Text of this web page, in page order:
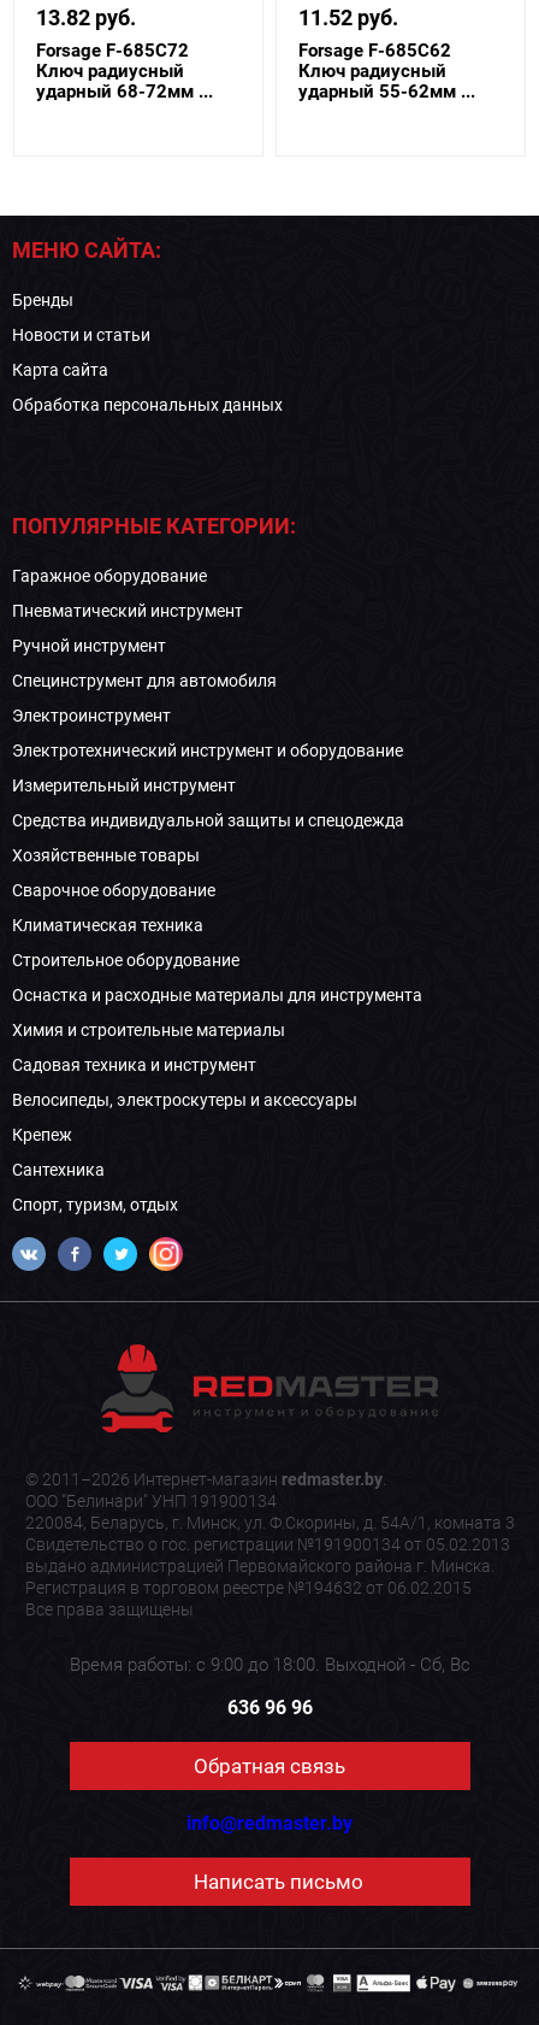
13.82 руб.
Forsage F-685C72
Ключ радиусный
ударный 68-72мм ...
11.52 руб.
Forsage F-685C62
Ключ радиусный
ударный 55-62мм ...
МЕНЮ САЙТА:
Бренды
Новости и статьи
Карта сайта
Обработка персональных данных
ПОПУЛЯРНЫЕ КАТЕГОРИИ:
Гаражное оборудование
Пневматический инструмент
Ручной инструмент
Специнструмент для автомобиля
Электроинструмент
Электротехнический инструмент и оборудование
Измерительный инструмент
Средства индивидуальной защиты и спецодежда
Хозяйственные товары
Сварочное оборудование
Климатическая техника
Строительное оборудование
Оснастка и расходные материалы для инструмента
Химия и строительные материалы
Садовая техника и инструмент
Велосипеды, электроскутеры и аксессуары
Крепеж
Сантехника
Спорт, туризм, отдых
© 2011–2026 Интернет-магазин redmaster.by.
ООО "Белинари" УНП 191900134
220084, Беларусь, г. Минск, ул. Ф.Скорины, д. 54А/1, комната 3
Свидетельство о гос. регистрации №191900134 от 05.02.2013
выдано администрацией Первомайского района г. Минска.
Регистрация в торговом реестре №194632 от 06.02.2015
Все права защищены
Время работы: с 9:00 до 18:00. Выходной - Сб, Вс
636 96 96
Обратная связь
info@redmaster.by
Написать письмо